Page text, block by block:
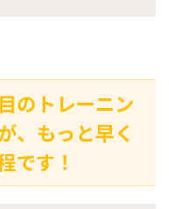
のトレーニン
、もっと早く
です！